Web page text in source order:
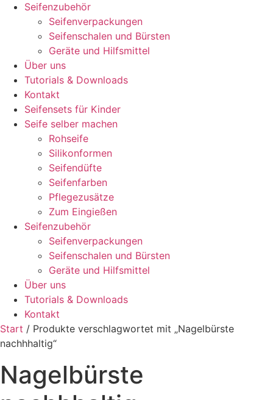
Seifenzubehör
Seifenverpackungen
Seifenschalen und Bürsten
Geräte und Hilfsmittel
Über uns
Tutorials & Downloads
Kontakt
Seifensets für Kinder
Seife selber machen
Rohseife
Silikonformen
Seifendüfte
Seifenfarben
Pflegezusätze
Zum Eingießen
Seifenzubehör
Seifenverpackungen
Seifenschalen und Bürsten
Geräte und Hilfsmittel
Über uns
Tutorials & Downloads
Kontakt
Start / Produkte verschlagwortet mit „Nagelbürste
nachhhaltig“
Nagelbürste